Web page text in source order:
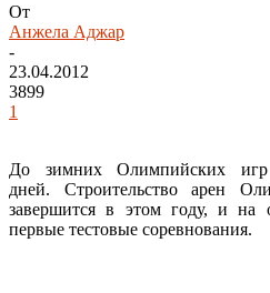
От
Анжела Аджар
-
23.04.2012
3899
1
До зимних Олимпийских
дней. Строительство арен
завершится в этом году, и на
первые тестовые соревнования.